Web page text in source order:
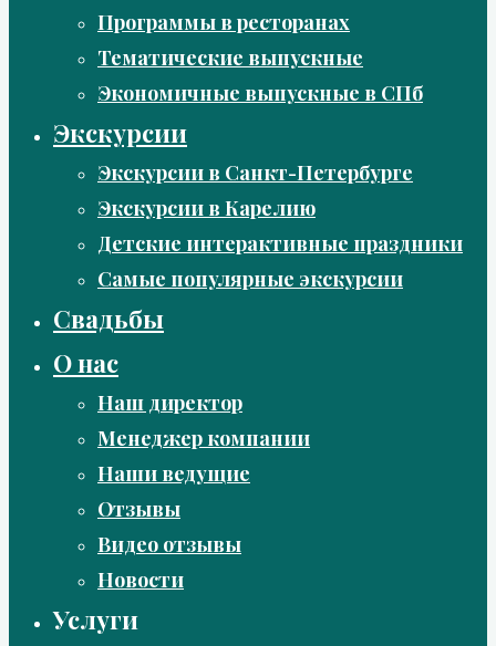
Программы в ресторанах
Тематические выпускные
Экономичные выпускные в СПб
Экскурсии
Экскурсии в Санкт-Петербурге
Экскурсии в Карелию
Детские интерактивные праздники
Самые популярные экскурсии
Свадьбы
О нас
Наш директор
Менеджер компании
Наши ведущие
Отзывы
Видео отзывы
Новости
Услуги